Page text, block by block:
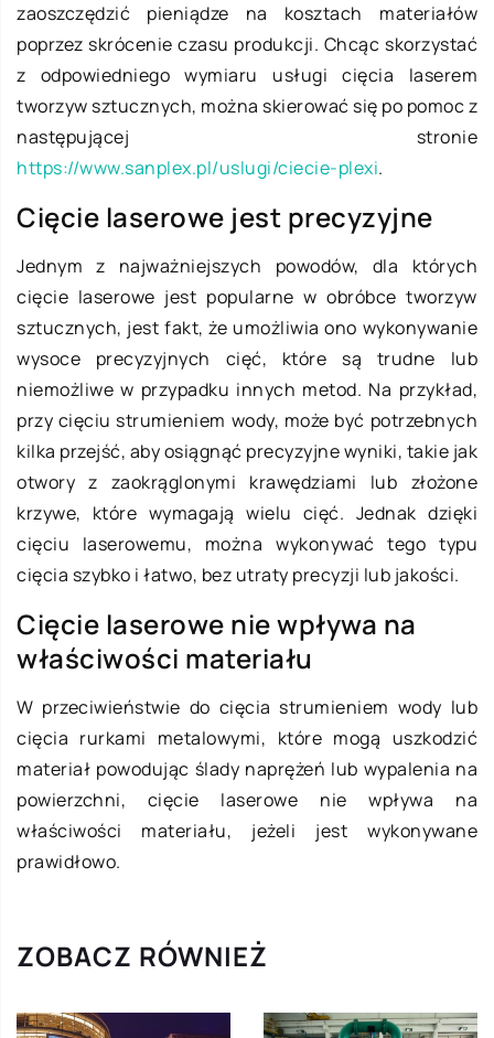
zaoszczędzić pieniądze na kosztach materiałów
poprzez skrócenie czasu produkcji. Chcąc skorzystać
z odpowiedniego wymiaru usługi cięcia laserem
tworzyw sztucznych, można skierować się po pomoc z
następującej stronie
https://www.sanplex.pl/uslugi/ciecie-plexi.
Cięcie laserowe jest precyzyjne
Jednym z najważniejszych powodów, dla których
cięcie laserowe jest popularne w obróbce tworzyw
sztucznych, jest fakt, że umożliwia ono wykonywanie
wysoce precyzyjnych cięć, które są trudne lub
niemożliwe w przypadku innych metod. Na przykład,
przy cięciu strumieniem wody, może być potrzebnych
kilka przejść, aby osiągnąć precyzyjne wyniki, takie jak
otwory z zaokrąglonymi krawędziami lub złożone
krzywe, które wymagają wielu cięć. Jednak dzięki
cięciu laserowemu, można wykonywać tego typu
cięcia szybko i łatwo, bez utraty precyzji lub jakości.
Cięcie laserowe nie wpływa na
właściwości materiału
W przeciwieństwie do cięcia strumieniem wody lub
cięcia rurkami metalowymi, które mogą uszkodzić
materiał powodując ślady naprężeń lub wypalenia na
powierzchni, cięcie laserowe nie wpływa na
właściwości materiału, jeżeli jest wykonywane
prawidłowo.
ZOBACZ RÓWNIEŻ